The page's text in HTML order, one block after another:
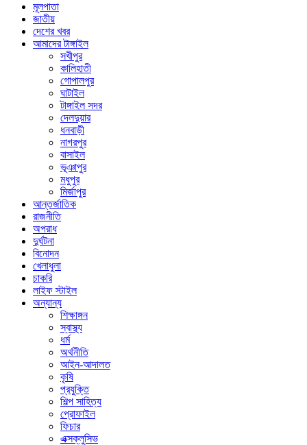
মূলপাতা
জাতীয়
দেশের খবর
আমাদের টাঙ্গাইল
সখীপুর
কালিহাতী
গোপালপুর
ঘাটাইল
টাঙ্গাইল সদর
দেলদুয়ার
ধনবাড়ী
নাগরপুর
বাসাইল
ভূঞাপুর
মধুপুর
মির্জাপুর
আন্তর্জাতিক
রাজনীতি
অপরাধ
দুর্ঘটনা
বিনোদন
খেলাধুলা
চাকরি
লাইফ স্টাইল
অন্যান্য
শিক্ষাঙ্গন
স্বাস্থ্য
ধর্ম
অর্থনীতি
আইন-আদালত
কৃষি
প্রযুক্তি
শিল্প সাহিত্য
প্রোফাইল
ফিচার
এক্সক্লুসিভ